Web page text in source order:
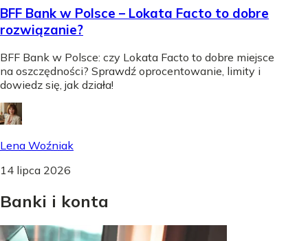
BFF Bank w Polsce – Lokata Facto to dobre
rozwiązanie?
BFF Bank w Polsce: czy Lokata Facto to dobre miejsce
na oszczędności? Sprawdź oprocentowanie, limity i
dowiedz się, jak działa!
Lena Woźniak
14 lipca 2026
Banki i konta